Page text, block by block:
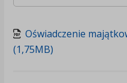
Oświadczenie
(1,75MB)